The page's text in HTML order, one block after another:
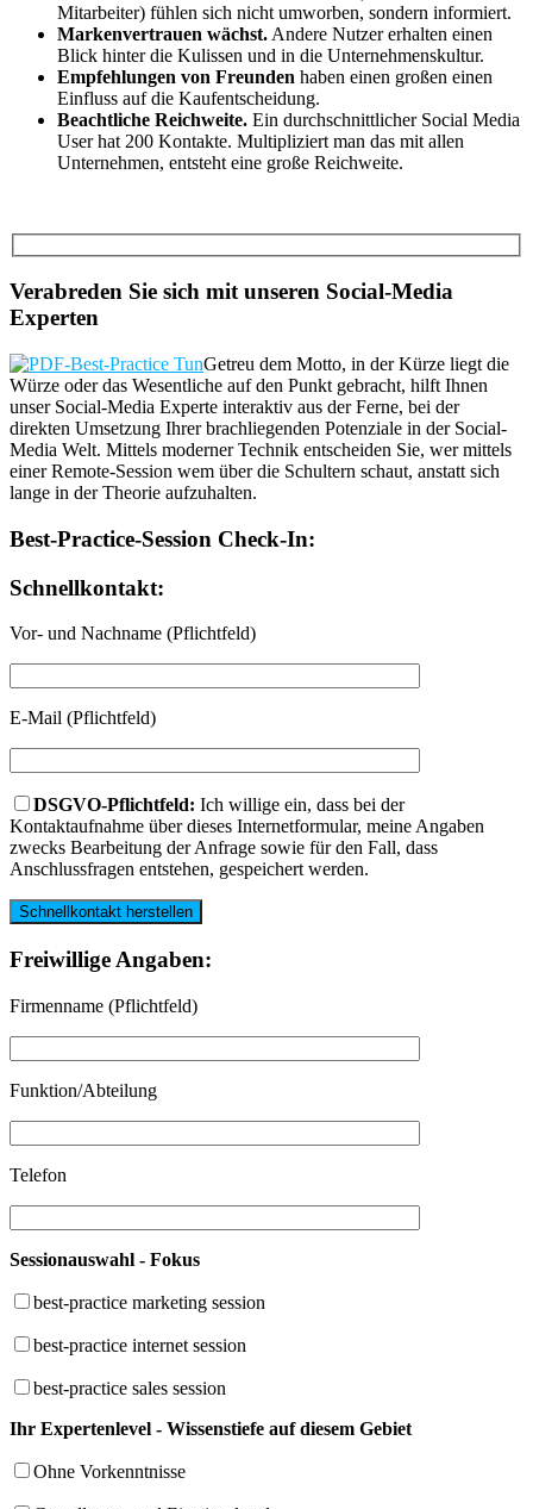
Mitarbeiter) fühlen sich nicht umworben, sondern informiert.
Markenvertrauen wächst. Andere Nutzer erhalten einen
Blick hinter die Kulissen und in die Unternehmenskultur.
Empfehlungen von Freunden haben einen großen einen
Einfluss auf die Kaufentscheidung.
Beachtliche Reichweite. Ein durchschnittlicher Social Media
User hat 200 Kontakte. Multipliziert man das mit allen
Unternehmen, entsteht eine große Reichweite.
Verabreden Sie sich mit unseren Social-Media
Experten
Getreu dem Motto, in der Kürze liegt die
Würze oder das Wesentliche auf den Punkt gebracht, hilft Ihnen
unser Social-Media Experte interaktiv aus der Ferne, bei der
direkten Umsetzung Ihrer brachliegenden Potenziale in der Social-
Media Welt. Mittels moderner Technik entscheiden Sie, wer mittels
einer Remote-Session wem über die Schultern schaut, anstatt sich
lange in der Theorie aufzuhalten.
Best-Practice-Session Check-In:
Schnellkontakt:
Vor- und Nachname (Pflichtfeld)
Bitte lasse dieses Feld leer.
E-Mail (Pflichtfeld)
DSGVO-Pflichtfeld: Ich willige ein, dass bei der
Kontaktaufnahme über dieses Internetformular, meine Angaben
zwecks Bearbeitung der Anfrage sowie für den Fall, dass
Anschlussfragen entstehen, gespeichert werden.
Freiwillige Angaben:
Firmenname (Pflichtfeld)
Funktion/Abteilung
Telefon
Sessionauswahl - Fokus
best-practice marketing session
best-practice internet session
best-practice sales session
Ihr Expertenlevel - Wissenstiefe auf diesem Gebiet
Ohne Vorkenntnisse